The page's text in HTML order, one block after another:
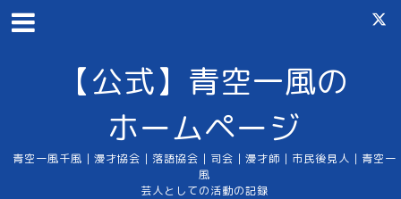
【公式】青空一風の
ホームページ
青空一風千風｜漫才協会｜落語協会｜司会｜漫才師｜市民後見人｜青空一
風
芸人としての活動の記録